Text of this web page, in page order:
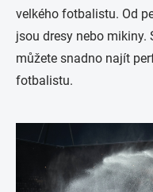
velkého fotbalistu. Od
jsou dresy nebo
můžete snadno najít
fotbalistu.